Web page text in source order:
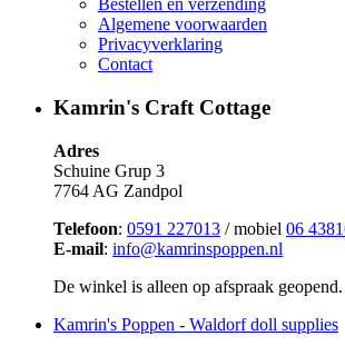
Bestellen en verzending
Algemene voorwaarden
Privacyverklaring
Contact
Kamrin's Craft Cottage
Adres
Schuine Grup 3
7764 AG Zandpol
Telefoon: 0591 227013 / mobiel 06
E-mail: info@kamrinspoppen.nl
De winkel is alleen op afspraak geopend.
Kamrin's Poppen - Waldorf doll supplies